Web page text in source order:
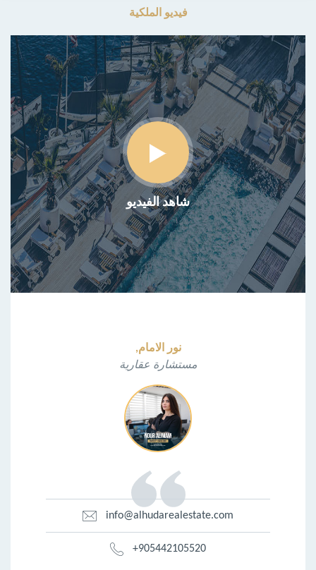
فيديو الملكية
شاهد الفيديو
نور الامام,
مستشارة عقارية
info@alhudarealestate.com
+905442105520